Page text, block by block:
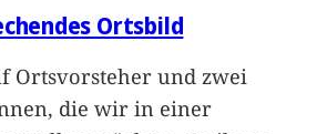
Ortsbild
Ortsvorsteher und zwei
die wir in einer